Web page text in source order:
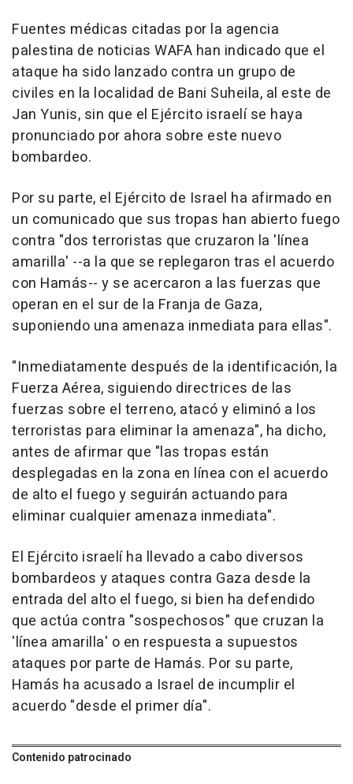
Fuentes médicas citadas por la agencia
palestina de noticias WAFA han indicado que el
ataque ha sido lanzado contra un grupo de
civiles en la localidad de Bani Suheila, al este de
Jan Yunis, sin que el Ejército israelí se haya
pronunciado por ahora sobre este nuevo
bombardeo.
Por su parte, el Ejército de Israel ha afirmado en
un comunicado que sus tropas han abierto fuego
contra "dos terroristas que cruzaron la 'línea
amarilla' --a la que se replegaron tras el acuerdo
con Hamás-- y se acercaron a las fuerzas que
operan en el sur de la Franja de Gaza,
suponiendo una amenaza inmediata para ellas".
"Inmediatamente después de la identificación, la
Fuerza Aérea, siguiendo directrices de las
fuerzas sobre el terreno, atacó y eliminó a los
terroristas para eliminar la amenaza", ha dicho,
antes de afirmar que "las tropas están
desplegadas en la zona en línea con el acuerdo
de alto el fuego y seguirán actuando para
eliminar cualquier amenaza inmediata".
El Ejército israelí ha llevado a cabo diversos
bombardeos y ataques contra Gaza desde la
entrada del alto el fuego, si bien ha defendido
que actúa contra "sospechosos" que cruzan la
'línea amarilla' o en respuesta a supuestos
ataques por parte de Hamás. Por su parte,
Hamás ha acusado a Israel de incumplir el
acuerdo "desde el primer día".
Contenido patrocinado